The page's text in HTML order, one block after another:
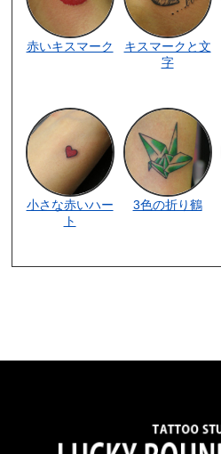
赤いキスマーク
キスマークと文
字
小さな赤いハー
ト
3色の折り鶴